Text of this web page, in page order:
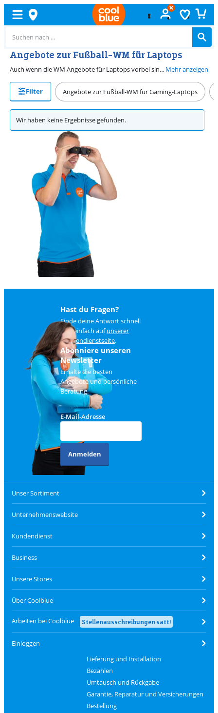
Angebote zur Fußball-WM für Laptops
Auch wenn die WM Angebote für Laptops vorbei sind, lohnt es sich dranzubleiben. Attraktive Laptop Angebote findest du bei Coolblue das ganze Jahr. Melde dich für unseren Newsletter an und erfahre frühzeitig, wenn neue Aktionen starten. So findest du einfach einen Laptop, der zu dir passt.Mehr anzeigen
Filter Angebote zur Fußball-WM für Gaming-Laptops
Wir haben keine Ergebnisse gefunden.
Hast du Fragen?
Finde deine Antwort schnell
und einfach aufunserer
Kundendienstseite.
Abonniere unseren
Newsletter
Erhalte die besten
Angebote und persönliche
Beratung.
E-Mail-Adresse
Anmelden
Unser Sortiment
Unternehmenswebsite
Kundendienst
Business
Unsere Stores
Über Coolblue
Arbeiten bei Coolblue Stellenausschreibungen satt!
Einloggen
Lieferung und Installation
Bezahlen
Umtausch und Rückgabe
Garantie, Reparatur und Versicherungen
Bestellung